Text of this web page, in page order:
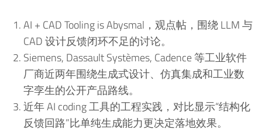
AI + CAD Tooling is Abysmal，观点帖，围绕 LLM 与
CAD 设计反馈闭环不足的讨论。
Siemens, Dassault Systèmes, Cadence 等工业软件
厂商近两年围绕生成式设计、仿真集成和工业数
字孪生的公开产品路线。
近年 AI coding 工具的工程实践，对比显示“结构化
反馈回路”比单纯生成能力更决定落地效果。